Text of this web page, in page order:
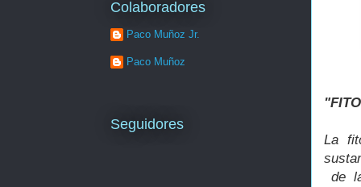
La
de
Colaboradores
Paco Muñoz Jr.
Paco Muñoz
Seguidores